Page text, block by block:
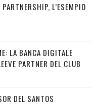
L’ESEMPIO
LA BANCA DIGITALE
PARTNER DEL CLUB
DEL SANTOS